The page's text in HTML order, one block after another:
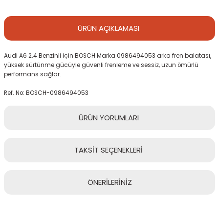
ÜRÜN AÇIKLAMASI
Audi A6 2.4 Benzinli için BOSCH Marka 0986494053 arka fren balatası,
yüksek sürtünme gücüyle güvenli frenleme ve sessiz, uzun ömürlü
performans sağlar.
Ref. No: BOSCH-0986494053
ÜRÜN YORUMLARI
TAKSİT SEÇENEKLERİ
ÖNERİLERİNİZ